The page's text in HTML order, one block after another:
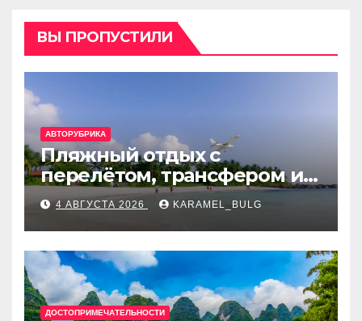
ВЫ ПРОПУСТИЛИ
АВТОРУБРИКА
Пляжный отдых с
перелётом, трансфером и
отелем на Мальдивах, в
Турции, Греции, Таиланде
и Европе
4 АВГУСТА 2026 KARAMEL_BULG
ДОСТОПРИМЕЧАТЕЛЬНОСТИ